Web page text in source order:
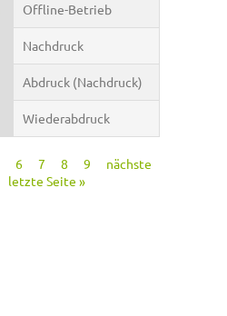
Offline-Betrieb
Nachdruck
Abdruck (Nachdruck)
Wiederabdruck
6 7 8 9
nächste
letzte Seite »